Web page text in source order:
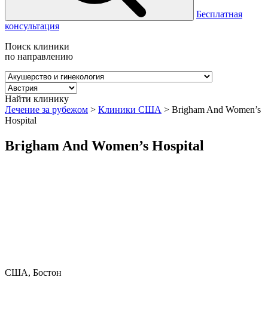
Бесплатная
консультация
Поиск клиники
по направлению
Найти клинику
Лечение за рубежом > Клиники США > Brigham And Women’s
Hospital
Brigham And Women’s Hospital
США, Бостон